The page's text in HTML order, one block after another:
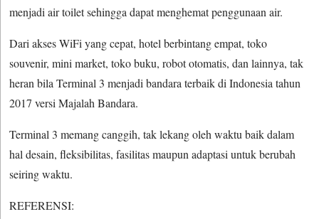
menjadi air toilet sehingga dapat menghemat penggunaan air.
Dari akses WiFi yang cepat, hotel berbintang empat, toko
souvenir, mini market, toko buku, robot otomatis, dan lainnya, tak
heran bila Terminal 3 menjadi bandara terbaik di Indonesia tahun
2017 versi Majalah Bandara.
Terminal 3 memang canggih, tak lekang oleh waktu baik dalam
hal desain, fleksibilitas, fasilitas maupun adaptasi untuk berubah
seiring waktu.
REFERENSI: